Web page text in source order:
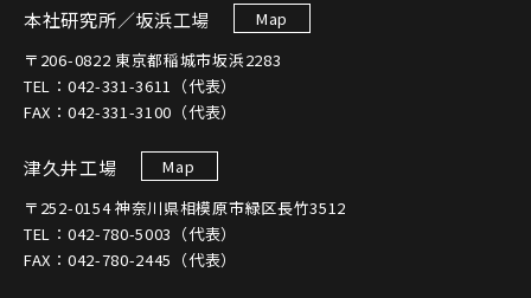
本社研究所／坂浜工場
Map
〒206-0822 東京都稲城市坂浜2283
TEL：042-331-3611（代表）
FAX：042-331-3100（代表）
津久井工場
Map
〒252-0154 神奈川県相模原市緑区長竹3512
TEL：042-780-5003（代表）
FAX：042-780-2445（代表）